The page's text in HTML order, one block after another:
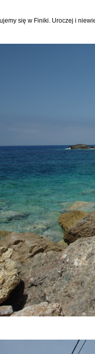
się w Finiki. Uroczej i